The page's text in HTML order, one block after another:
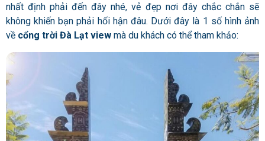
nhất định phải đến đây nhé, vẻ đẹp nơi đây chắc chắn sẽ
không khiến bạn phải hối hận đâu. Dưới đây là 1 số hình ảnh
về cổng trời Đà Lạt view mà du khách có thể tham khảo: